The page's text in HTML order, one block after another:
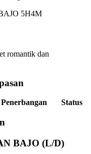
romantik dan
Penerbangan Status
BAJO (L/D)